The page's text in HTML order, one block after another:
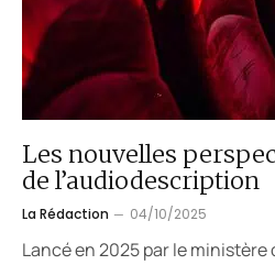
Les nouvelles
de l’audiodescription
La Rédaction 04/10/2025
Lancé en 2025 par le ministère